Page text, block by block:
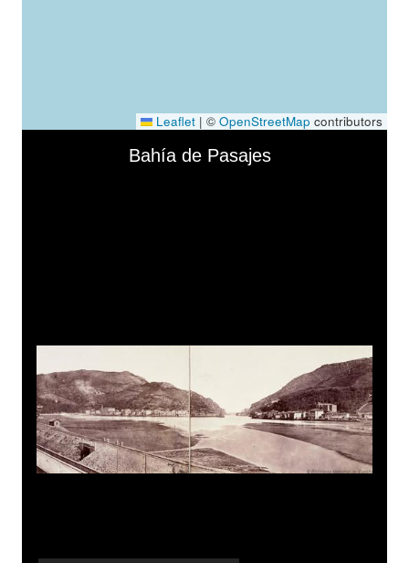
Leaflet | © OpenStreetMap contributors
Media ViewerBahía de Pasajes